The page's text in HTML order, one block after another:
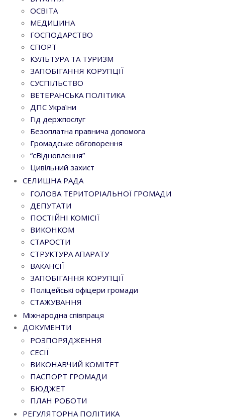
ОСВІТА
МЕДИЦИНА
ГОСПОДАРСТВО
СПОРТ
КУЛЬТУРА ТА ТУРИЗМ
ЗАПОБІГАННЯ КОРУПЦІЇ
СУСПІЛЬСТВО
ВЕТЕРАНСЬКА ПОЛІТИКА
ДПС України
Гід держпослуг
Безоплатна правнича допомога
Громадське обговорення
“єВідновлення”
Цивільний захист
СЕЛИЩНА РАДА
ГОЛОВА ТЕРИТОРІАЛЬНОЇ ГРОМАДИ
ДЕПУТАТИ
ПОСТІЙНІ КОМІСІЇ
ВИКОНКОМ
СТАРОСТИ
СТРУКТУРА АПАРАТУ
ВАКАНСІЇ
ЗАПОБІГАННЯ КОРУПЦІЇ
Поліцейські офіцери громади
СТАЖУВАННЯ
Міжнародна співпраця
ДОКУМЕНТИ
РОЗПОРЯДЖЕННЯ
СЕСІЇ
ВИКОНАВЧИЙ КОМІТЕТ
ПАСПОРТ ГРОМАДИ
БЮДЖЕТ
ПЛАН РОБОТИ
РЕГУЛЯТОРНА ПОЛІТИКА